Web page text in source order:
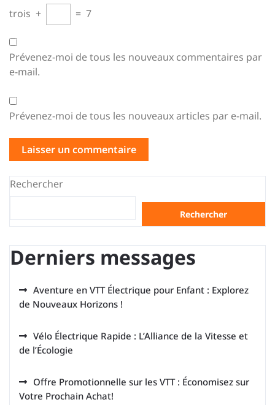
trois + = 7
Prévenez-moi de tous les nouveaux commentaires par
e-mail.
Prévenez-moi de tous les nouveaux articles par e-mail.
Rechercher
Rechercher
Derniers messages
Aventure en VTT Électrique pour Enfant : Explorez
de Nouveaux Horizons !
Vélo Électrique Rapide : L’Alliance de la Vitesse et
de l’Écologie
Offre Promotionnelle sur les VTT : Économisez sur
Votre Prochain Achat!